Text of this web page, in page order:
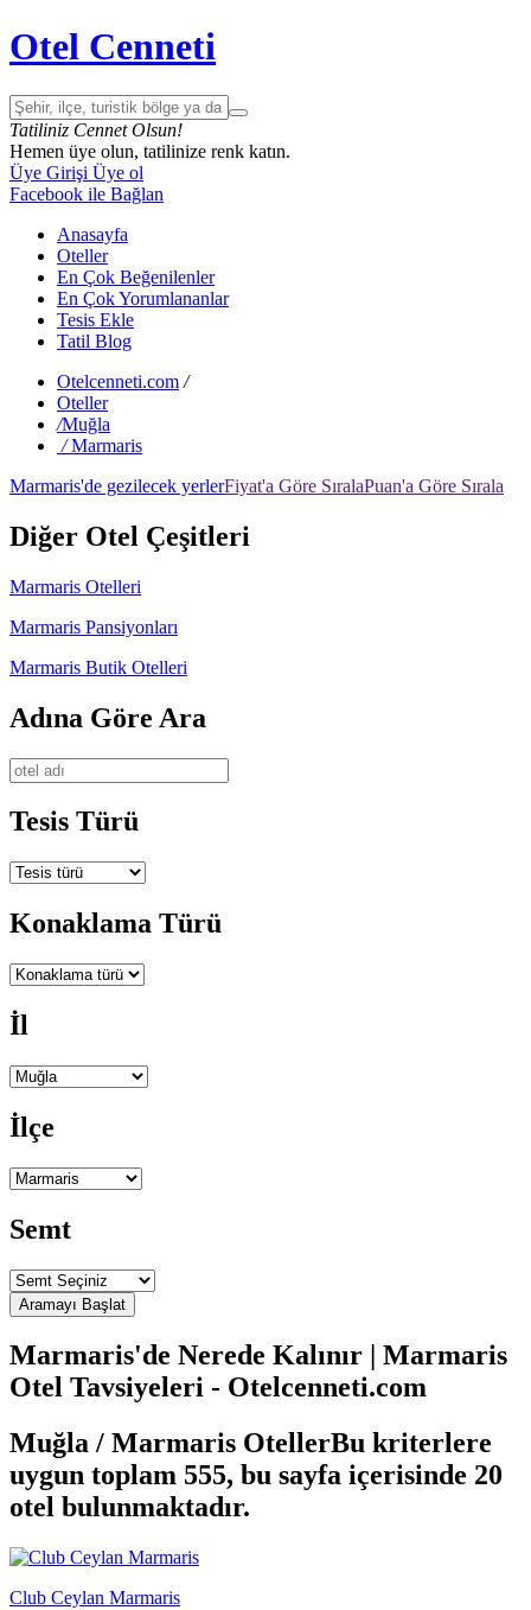
Otel Cenneti
Tatiliniz Cennet Olsun!
Hemen üye olun, tatilinize renk katın.
Üye Girişi Üye ol
Facebook ile Bağlan
Anasayfa
Oteller
En Çok Beğenilenler
En Çok Yorumlananlar
Tesis Ekle
Tatil Blog
Otelcenneti.com /
Oteller
/Muğla
/ Marmaris
Marmaris'de gezilecek yerlerFiyat'a Göre SıralaPuan'a Göre Sırala
Diğer Otel Çeşitleri
Marmaris Otelleri
Marmaris Pansiyonları
Marmaris Butik Otelleri
Adına Göre Ara
Tesis Türü
Konaklama Türü
İl
İlçe
Semt
Marmaris'de Nerede Kalınır | Marmaris
Otel Tavsiyeleri - Otelcenneti.com
Muğla / Marmaris OtellerBu kriterlere
uygun toplam 555, bu sayfa içerisinde 20
otel bulunmaktadır.
Club Ceylan Marmaris